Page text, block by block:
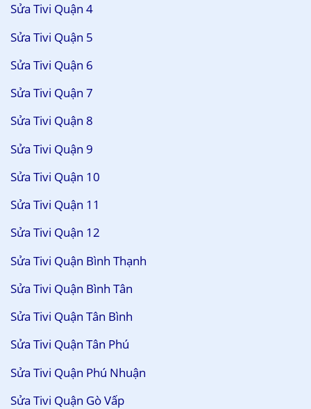
Sửa Tivi Quận 4
Sửa Tivi Quận 5
Sửa Tivi Quận 6
Sửa Tivi Quận 7
Sửa Tivi Quận 8
Sửa Tivi Quận 9
Sửa Tivi Quận 10
Sửa Tivi Quận 11
Sửa Tivi Quận 12
Sửa Tivi Quận Bình Thạnh
Sửa Tivi Quận Bình Tân
Sửa Tivi Quận Tân Bình
Sửa Tivi Quận Tân Phú
Sửa Tivi Quận Phú Nhuận
Sửa Tivi Quận Gò Vấp